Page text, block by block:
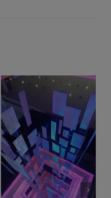
Epson toob turule
SureColor G9000:
suure tootlikkusega
Direct-To-Film